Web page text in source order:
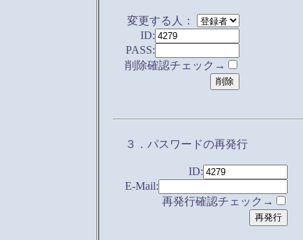
変更する人：
ID:
PASS:
削除確認チェック→
３．パスワードの再発行
ID:
E-Mail:
再発行確認チェック→